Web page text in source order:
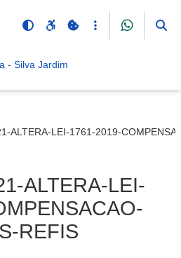
- Silva Jardim
ALTERA-LEI-1761-2019-
ALTERA-LEI-
REFIS